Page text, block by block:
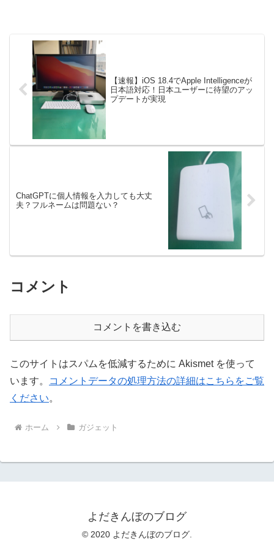
【速報】iOS 18.4でApple Intelligenceが
日本語対応！日本ユーザーに待望のアッ
プデートが実現
ChatGPTに個人情報を入力しても大丈
夫？フルネームは問題ない？
コメント
コメントを書き込む
このサイトはスパムを低減するために Akismet を使って
います。
コメントデータの処理方法の詳細はこちらをご覧
ください。
ホーム ガジェット
よだきんぼのブログ
© 2020 よだきんぼのブログ.